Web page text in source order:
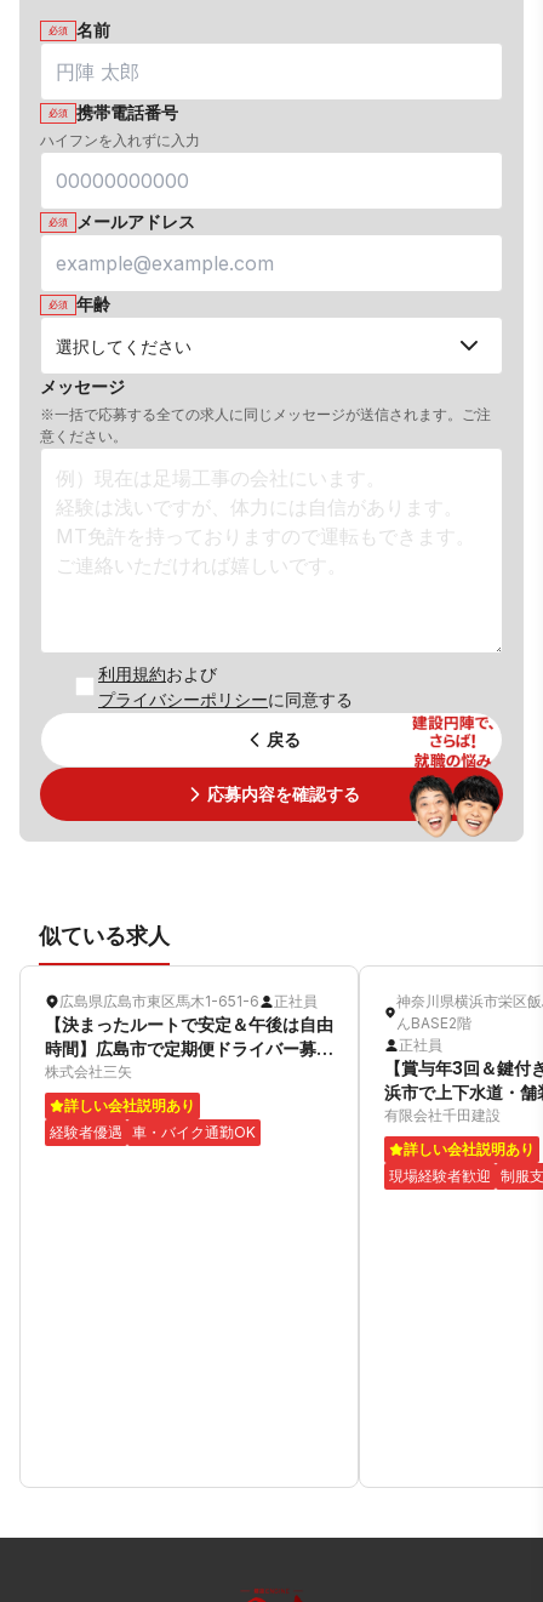
必須 名前
必須 携帯電話番号
ハイフンを入れずに入力
必須 メールアドレス
必須 年齢
メッセージ
※一括で応募する全ての求人に同じメッセージが送信されます。ご注
意ください。
利用規約および
プライバシーポリシーに同意する
戻る
応募内容を確認する
似ている求人
広島県広島市東区馬木1-651-6 正社員
【決まったルートで安定＆午後は自由
時間】広島市で定期便ドライバー募集
中！
株式会社三矢
詳しい会社説明あり
経験者優遇 車・バイク通勤OK
神奈川県横浜市栄区
んBASE2階
正社員
【賞与年3回＆鍵付
浜市で上下水道・
集！
有限会社千田建設
詳しい会社説明あり
現場経験者歓迎 制服